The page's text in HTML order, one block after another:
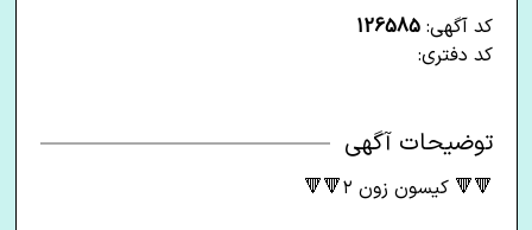
کد آگهی:126585
کد دفتری:
توضیحات آگهی
🔻🔻 کیسون زون ۲🔻🔻